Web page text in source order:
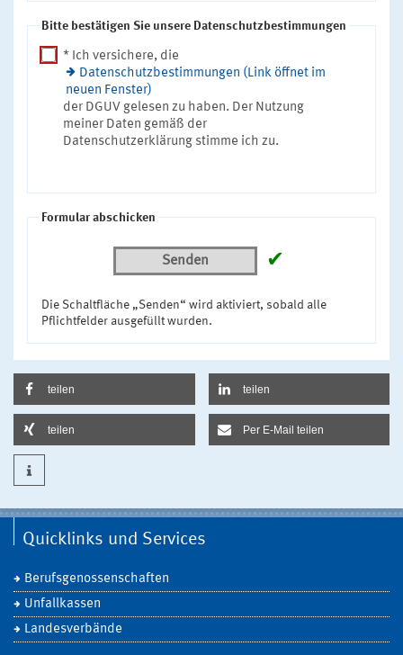
Bitte bestätigen Sie unsere Datenschutzbestimmungen
* Ich versichere, die
Datenschutzbestimmungen (Link öffnet im
neuen Fenster)
der DGUV gelesen zu haben. Der Nutzung
meiner Daten gemäß der
Datenschutzerklärung stimme ich zu.
Formular abschicken
Senden ✔
Die Schaltfläche „Senden“ wird aktiviert, sobald alle
Pflichtfelder ausgefüllt wurden.
teilen teilen
teilen Per E-Mail teilen
Quicklinks und Services
Berufsgenossenschaften
Unfallkassen
Landesverbände